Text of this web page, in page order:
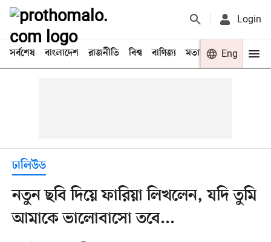
Login
সর্বশেষ বাংলাদেশ রাজনীতি বিশ্ব বাণিজ্য মতামত খেলা
Eng
ঢালিউড
নতুন ছবি দিয়ে ফারিয়া লিখলেন, যদি তুমি
আমাকে ভালোবাসো তবে...